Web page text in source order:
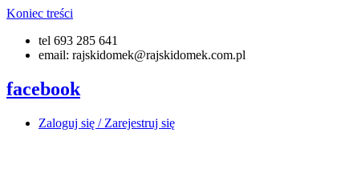
Koniec treści
tel 693 285 641
email: rajskidomek@rajskidomek.com.pl
facebook
Zaloguj się / Zarejestruj się